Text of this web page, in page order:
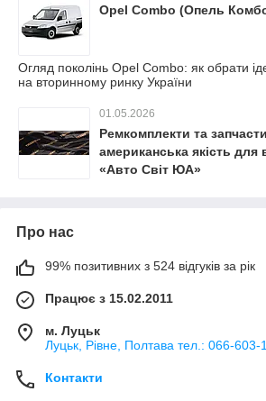
Opel Combo (Опель
Огляд поколінь Opel Combo: як обрати
на вторинному ринку України
01.05.2026
Ремкомплекти та
американська якість для
«Авто Світ ЮА»
Про нас
99% позитивних з 524 відгуків за рік
Працює з 15.02.2011
м. Луцьк
Луцьк, Рівне, Полтава тел.: 066-603-
Контакти